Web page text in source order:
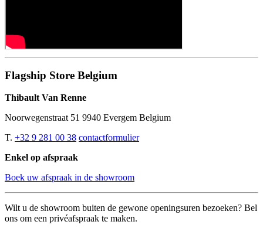
Flagship Store Belgium
Thibault Van Renne
Noorwegenstraat 51 9940 Evergem Belgium
T. +32 9 281 00 38 contactformulier
Enkel op afspraak
Boek uw afspraak in de showroom
Wilt u de showroom buiten de gewone openingsuren bezoeken? Bel
ons om een privéafspraak te maken.